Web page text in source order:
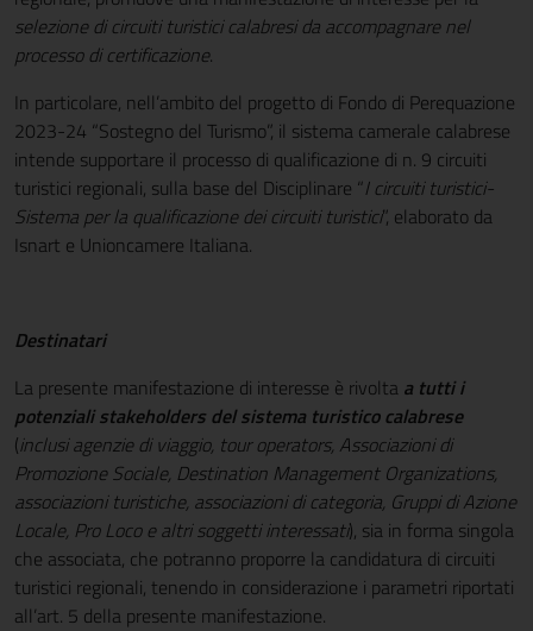
selezione di circuiti turistici calabresi da accompagnare nel
processo di certificazione.
In particolare, nell’ambito del progetto di Fondo di Perequazione
2023-24 “Sostegno del Turismo”, il sistema camerale calabrese
intende supportare il processo di qualificazione di n. 9 circuiti
turistici regionali, sulla base del Disciplinare “I circuiti turistici-
Sistema per la qualificazione dei circuiti turistici”, elaborato da
Isnart e Unioncamere Italiana.
Destinatari
La presente manifestazione di interesse è rivolta a tutti i
potenziali stakeholders del sistema turistico calabrese
(inclusi agenzie di viaggio, tour operators, Associazioni di
Promozione Sociale, Destination Management Organizations,
associazioni turistiche, associazioni di categoria, Gruppi di Azione
Locale, Pro Loco e altri soggetti interessati), sia in forma singola
che associata, che potranno proporre la candidatura di circuiti
turistici regionali, tenendo in considerazione i parametri riportati
all’art. 5 della presente manifestazione.